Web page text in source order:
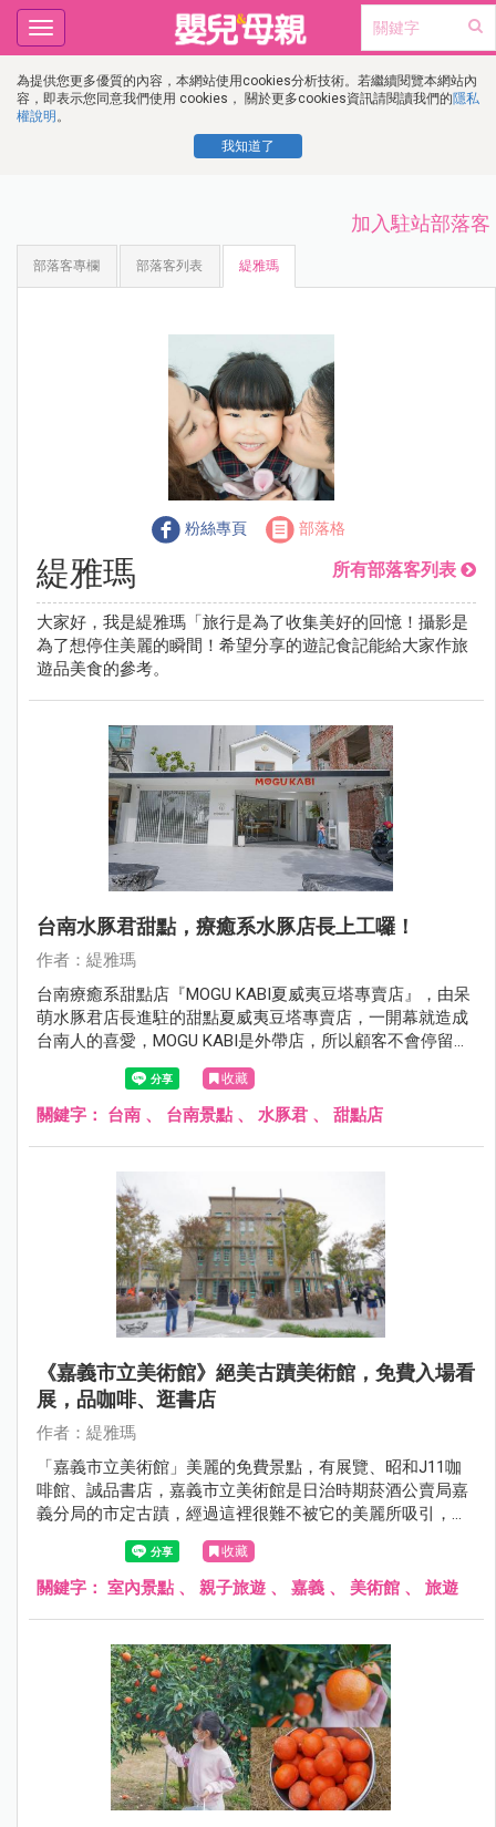
為提供您更多優質的內容，本網站使用cookies分析技術。若繼續閱覽本網站內
容，即表示您同意我們使用 cookies， 關於更多cookies資訊請閱讀我們的隱私
權說明 。
我知道了
Toggle
navigation
加入駐站部落客
部落客專欄 部落客列表 緹雅瑪
粉絲專頁 部落格
緹雅瑪 所有部落客列表
大家好，我是緹雅瑪「旅行是為了收集美好的回憶！攝影是
為了想停住美麗的瞬間！希望分享的遊記食記能給大家作旅
遊品美食的參考。
台南水豚君甜點，療癒系水豚店長上工囉！
作者：緹雅瑪
台南療癒系甜點店『MOGU KABI夏威夷豆塔專賣店』，由呆
萌水豚君店長進駐的甜點夏威夷豆塔專賣店，一開幕就造成
台南人的喜愛，MOGU KABI是外帶店，所以顧客不會停留太
久，平日來更可盡情的與水豚店長合影，若顧客不多…差不
多可停留個10~15分鐘都沒問題。
收藏
關鍵字： 台南 、 台南景點 、 水豚君 、 甜點店
《嘉義市立美術館》絕美古蹟美術館，免費入場看
展，品咖啡、逛書店
作者：緹雅瑪
「嘉義市立美術館」美麗的免費景點，有展覽、昭和J11咖
啡館、誠品書店，嘉義市立美術館是日治時期菸酒公賣局嘉
義分局的市定古蹟，經過這裡很難不被它的美麗所吸引，搭
乘台鐵至嘉義車站再步行過來只要3分鐘。
收藏
關鍵字： 室內景點 、 親子旅遊 、 嘉義 、 美術館 、 旅遊